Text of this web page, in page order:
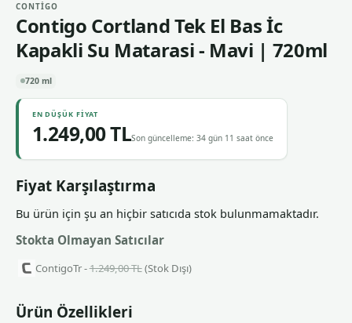
CONTIGO
Contigo Cortland Tek El Bas İc
Kapakli Su Matarasi - Mavi | 720ml
720 ml
EN DÜŞÜK FIYAT
1.249,00 TLSon güncelleme: 34 gün 11 saat önce
Fiyat Karşılaştırma
Bu ürün için şu an hiçbir satıcıda stok bulunmamaktadır.
Stokta Olmayan Satıcılar
ContigoTr -1.249,00 TL(Stok Dışı)
Ürün Özellikleri